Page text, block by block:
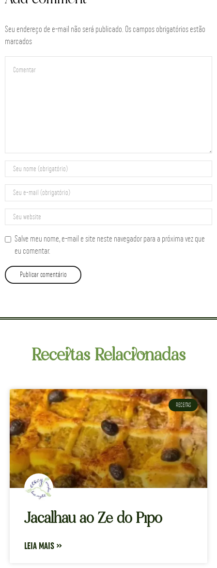
Seu endereço de e-mail não será publicado. Os campos obrigatórios estão
marcados
Salve meu nome, e-mail e site neste navegador para a próxima vez que
eu comentar.
Receitas Relacionadas
RECEITAS
Jacalhau ao Ze do Pipo
LEIA MAIS »